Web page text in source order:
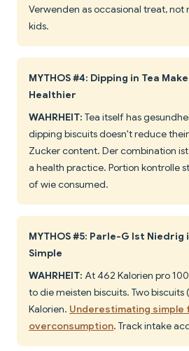
Verwenden as occasional treat,
kids.
MYTHOS #4: Dipping in Tea
Healthier
WAHRHEIT: Tea itself has
dipping biscuits doesn't reduce
Zucker content. Der combination
a health practice. Portion kontrolle
of wie consumed.
MYTHOS #5: Parle-G Ist
Simple
WAHRHEIT: At 462 Kalorien pro
to die meisten biscuits. Two biscuits
Kalorien. Underestimating simple
overconsumption. Track intake